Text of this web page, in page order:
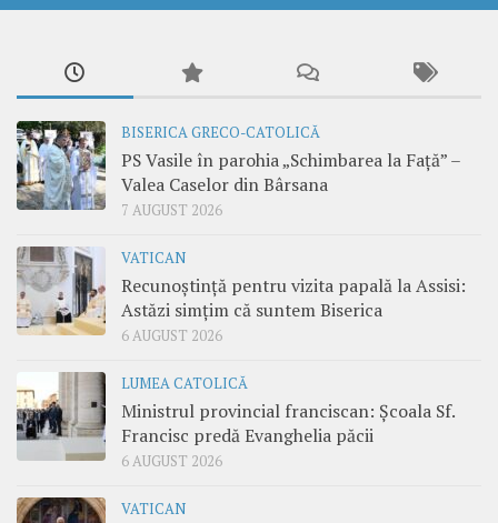
BISERICA GRECO-CATOLICĂ
PS Vasile în parohia „Schimbarea la Față” –
Valea Caselor din Bârsana
7 AUGUST 2026
VATICAN
Recunoștință pentru vizita papală la Assisi:
Astăzi simțim că suntem Biserica
6 AUGUST 2026
LUMEA CATOLICĂ
Ministrul provincial franciscan: Școala Sf.
Francisc predă Evanghelia păcii
6 AUGUST 2026
VATICAN